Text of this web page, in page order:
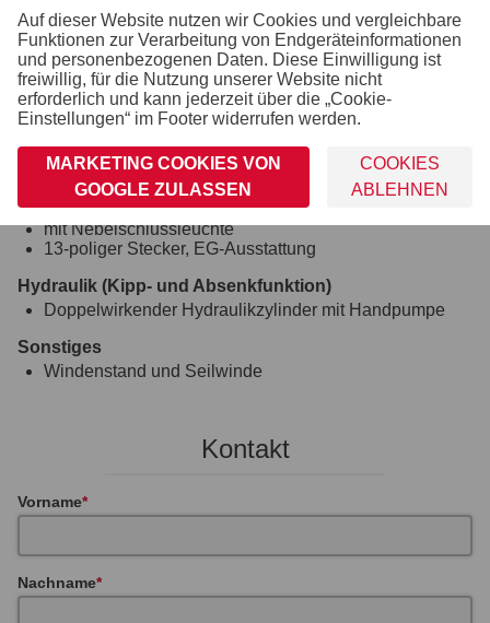
Räder und Achsen
robuste Gummifederachse
wartungsfreie Kompaktradlager
Unterlegkeile inkl. Halterung montiert
Verzurr- und Sicherungsmöglichkeiten
Zahlreiche Verzurrpunkte auf den Laufschienen
Lichttechnische Einrichtungen
moderne Multifunktionsbeleuchtung
mit Rückfahrscheinwerfer
mit Nebelschlussleuchte
13-poliger Stecker, EG-Ausstattung
Hydraulik (Kipp- und Absenkfunktion)
Doppelwirkender Hydraulikzylinder mit Handpumpe
Sonstiges
Windenstand und Seilwinde
Kontakt
Vorname
Nachname
Auf dieser Website nutzen wir Cookies und vergleichbare
Funktionen zur Verarbeitung von Endgeräteinformationen
und personenbezogenen Daten. Diese Einwilligung ist
freiwillig, für die Nutzung unserer Website nicht
erforderlich und kann jederzeit über die „Cookie-
Einstellungen“ im Footer widerrufen werden.
MARKETING COOKIES VON
GOOGLE ZULASSEN
COOKIES
ABLEHNEN